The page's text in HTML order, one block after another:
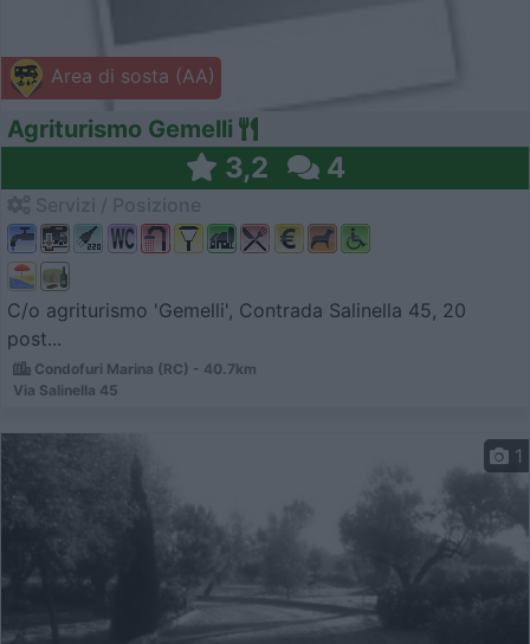
Area di sosta (AA)
Agriturismo Gemelli
3,2 4
C/o agriturismo 'Gemelli', Contrada Salinella 45, 20
post...
Condofuri Marina (RC) - 40.7km
Via Salinella 45
1